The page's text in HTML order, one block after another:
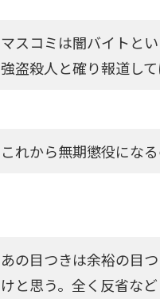
マスコミは闇バイトと
強盗殺人と確り報道して
これから無期懲役にな
あの目つきは余裕の目
けと思う。全く反省な